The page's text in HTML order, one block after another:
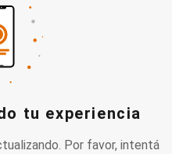
tu experiencia
Por favor, intentá